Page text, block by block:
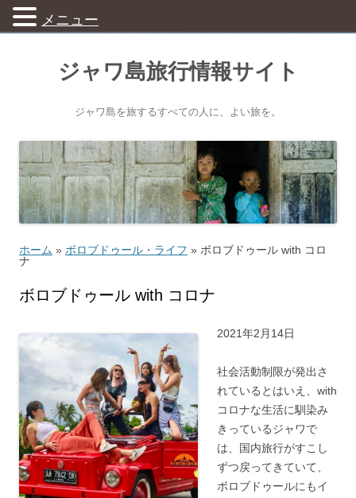
ジャワ島旅行情報サイト
ジャワ島を旅するすべての人に、よい旅を。
ホーム » ボロブドゥール・ライフ » ボロブドゥール with コロ
ナ
ボロブドゥール with コロナ
2021年2月14日
社会活動制限が発出さ
れているとはいえ、with
コロナな生活に馴染み
きっているジャワで
は、国内旅行がすこし
ずつ戻ってきていて、
ボロブドゥールにもイ
メニュー